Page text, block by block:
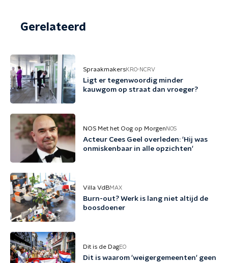
Gerelateerd
SpraakmakersKRO-NCRV
Ligt er tegenwoordig minder
kauwgom op straat dan vroeger?
NOS Met het Oog op Morgen NOS
Acteur Cees Geel overleden: 'Hij was
onmiskenbaar in alle opzichten'
Villa VdBMAX
Burn-out? Werk is lang niet altijd de
boosdoener
Dit is de DagEO
Dit is waarom 'weigergemeenten' geen